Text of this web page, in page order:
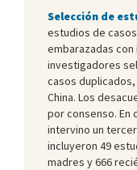
Selección de
estudios de
embarazadas con
investigadores
casos
China. Los
por consenso. En
intervino un
incluyeron 49
madres y 666